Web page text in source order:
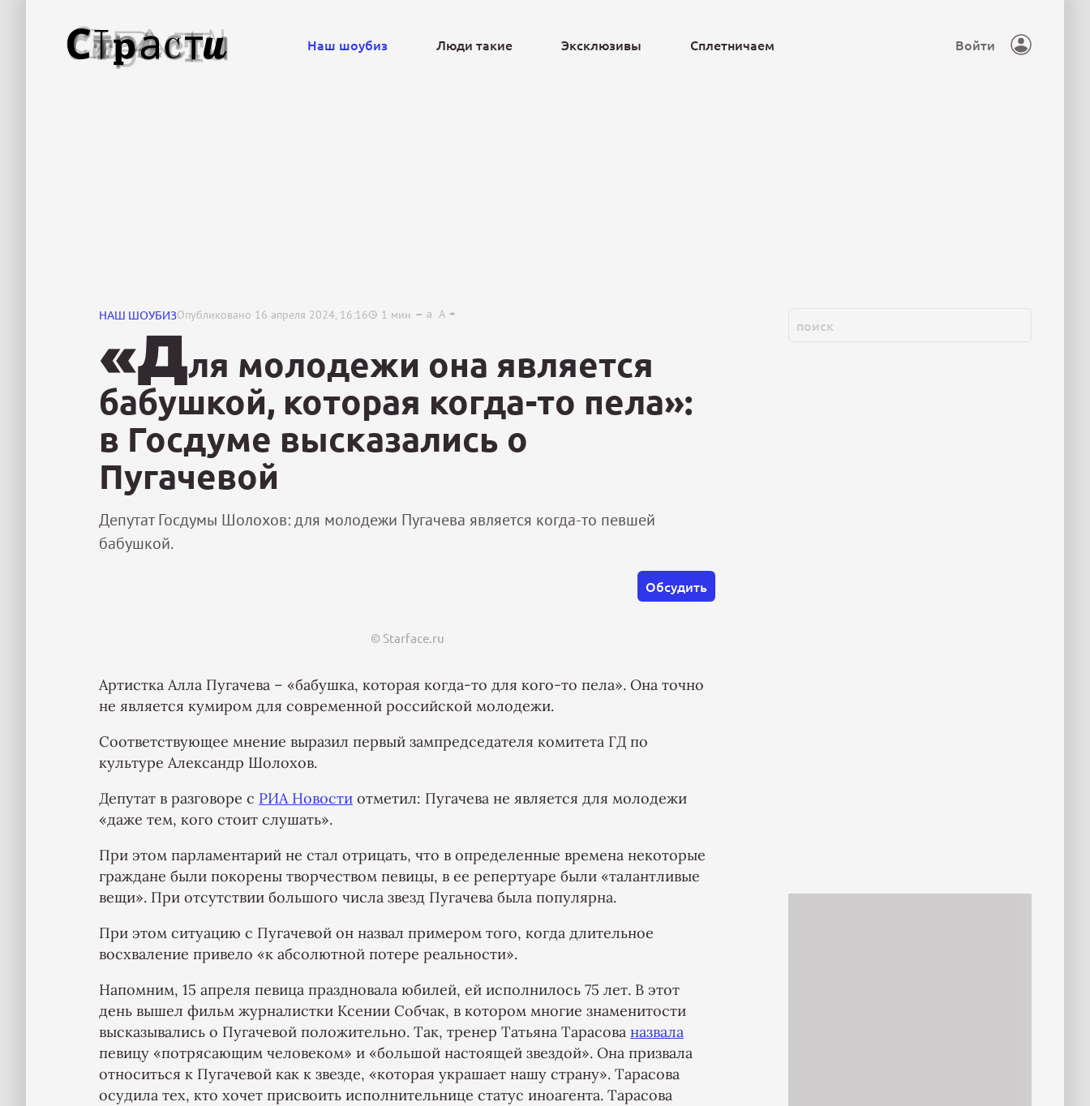
Наш шоубиз Люди такие Эксклюзивы Сплетничаем Войти
НАШ ШОУБИЗОпубликовано 16 апреля 2024, 16:16 1 мин. a A
«Для молодежи она является
бабушкой, которая когда-то пела»:
в Госдуме высказались о
Пугачевой
Депутат Госдумы Шолохов: для молодежи Пугачева является когда-то певшей
бабушкой.
Обсудить
© Starface.ru
Артистка Алла Пугачева – «бабушка, которая когда-то для кого-то пела». Она точно
не является кумиром для современной российской молодежи.
Соответствующее мнение выразил первый зампредседателя комитета ГД по
культуре Александр Шолохов.
Депутат в разговоре с РИА Новости отметил: Пугачева не является для молодежи
«даже тем, кого стоит слушать».
При этом парламентарий не стал отрицать, что в определенные времена некоторые
граждане были покорены творчеством певицы, в ее репертуаре были «талантливые
вещи». При отсутствии большого числа звезд Пугачева была популярна.
При этом ситуацию с Пугачевой он назвал примером того, когда длительное
восхваление привело «к абсолютной потере реальности».
Напомним, 15 апреля певица праздновала юбилей, ей исполнилось 75 лет. В этот
день вышел фильм журналистки Ксении Собчак, в котором многие знаменитости
высказывались о Пугачевой положительно. Так, тренер Татьяна Тарасова назвала
певицу «потрясающим человеком» и «большой настоящей звездой». Она призвала
относиться к Пугачевой как к звезде, «которая украшает нашу страну». Тарасова
осудила тех, кто хочет присвоить исполнительнице статус иноагента. Тарасова